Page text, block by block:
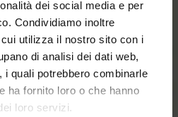
dei social media e per
Condividiamo inoltre
utilizza il nostro sito con i
di analisi dei dati web,
i quali potrebbero combinarle
ha fornito loro o che hanno
loro servizi.